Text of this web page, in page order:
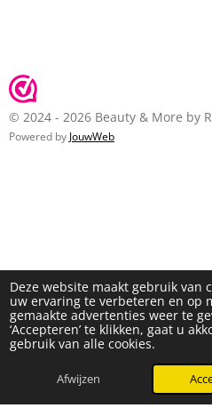
Deze website maakt gebruik van
uw ervaring te verbeteren en op
gemaakte advertenties weer te
‘Accepteren’ te klikken, gaat u
gebruik van alle cookies.
Afwijzen
© 2024 - 2026 Beauty & More by
Powered by JouwWeb